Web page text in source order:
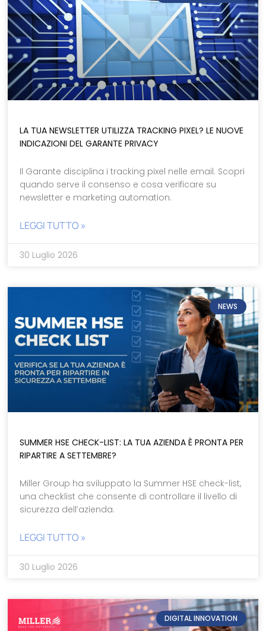
LA TUA NEWSLETTER UTILIZZA TRACKING PIXEL? LE NUOVE
INDICAZIONI DEL GARANTE PRIVACY
Il Garante disciplina i tracking pixel nelle email. Scopri
quando serve il consenso e cosa verificare su
newsletter e marketing automation.
LEGGI TUTTO »
30 Luglio 2026
NEWS
SUMMER HSE CHECK-LIST: LA TUA AZIENDA È PRONTA PER
RIPARTIRE A SETTEMBRE?
Miller Group ha sviluppato la Summer HSE check-list,
una checklist che consente di controllare il livello di
sicurezza dell’azienda.
LEGGI TUTTO »
30 Luglio 2026
DIGITAL INNOVATION